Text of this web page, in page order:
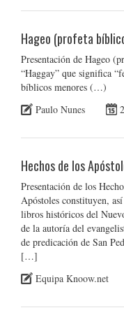
Hageo (profeta
Presentación de Hageo
“Haggay” que significa
bíblicos menores (…)
Paulo Nunes
Hechos de los
Presentación de los
Apóstoles constituyen,
libros históricos del
de la autoría del
de predicación de San
[…]
Equipa Knoow.net